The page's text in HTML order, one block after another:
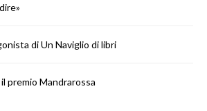
di Un Naviglio di libri
premio Mandrarossa